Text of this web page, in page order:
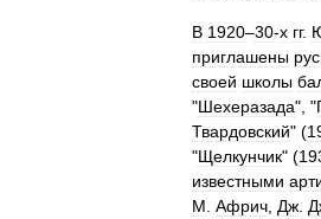
В 1920–30-х гг.
приглашены рус
своей школы
"Шехеразада", "
Твардовский" (
"Щелкунчик" (
известными
М Африч Дж